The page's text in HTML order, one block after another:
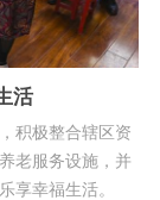
活
积极整合辖区资
老服务设施，并
享幸福生活。